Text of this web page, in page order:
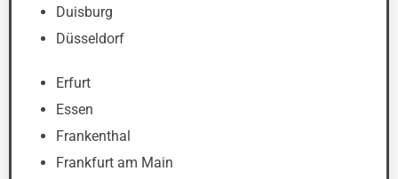
Duisburg
Düsseldorf
Erfurt
Essen
Frankenthal
Frankfurt am Main